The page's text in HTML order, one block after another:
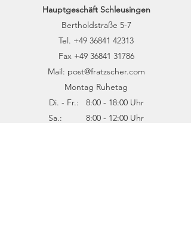
Hauptgeschäft Schleusingen
Bertholdstraße 5-7
Tel. +49 36841 42313
Fax +49 36841 31786
Mail: post@fratzscher.com
Montag Ruhetag
Di. - Fr.: 8:00 - 18:00 Uhr
Sa.: 8:00 - 12:00 Uhr